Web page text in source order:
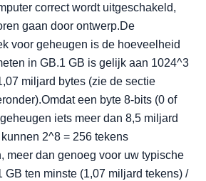
correct wordt uitgeschakeld,
gaan door ontwerp.De
voor geheugen is de hoeveelheid
in GB.1 GB is gelijk aan 1024^3
miljard bytes (zie de sectie
een byte 8-bits (0 of
iets meer dan 8,5 miljard
2^8 = 256 tekens
meer dan genoeg voor uw typische
GB ten minste (1,07 miljard tekens) /